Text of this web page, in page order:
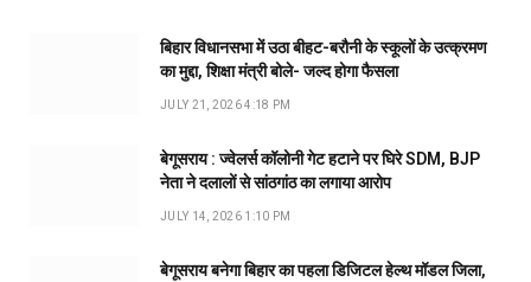
बिहार विधानसभा में उठा बीहट-बरौनी के स्कूलों के उत्क्रमण
का मुद्दा, शिक्षा मंत्री बोले- जल्द होगा फैसला
JULY 21, 2026 4:18 PM
बेगूसराय : ज्वेलर्स कॉलोनी गेट हटाने पर घिरे SDM, BJP
नेता ने दलालों से सांठगांठ का लगाया आरोप
JULY 14, 2026 1:10 PM
बेगूसराय बनेगा बिहार का पहला डिजिटल हेल्थ मॉडल जिला,